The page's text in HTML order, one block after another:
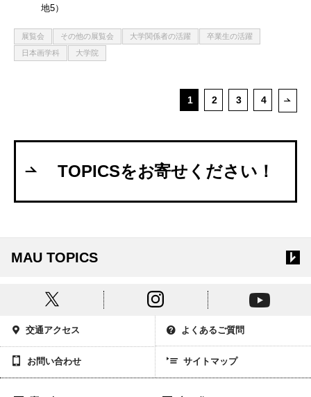
地5）
展覧会 その他の展覧会 大学関係者の活躍
卒業生の活躍
日本画学科
大学院
1 2 3 4 次ペ
TOPICSをお寄せください！
MAU TOPICS
交通アクセス よくあるご質問
お問い合わせ サイトマップ